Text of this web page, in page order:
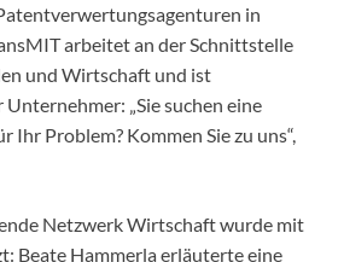
in
arbeitet an der Schnittstelle
und Wirtschaft und ist
„Sie suchen eine
Ihr Problem? Kommen Sie zu uns“,
Netzwerk Wirtschaft wurde mit
Beate Hammerla erläuterte eine